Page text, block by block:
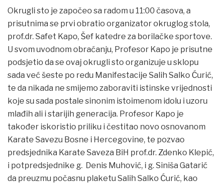
Okrugli sto je započeo sa radom u 11:00 časova, a
prisutnima se prvi obratio organizator okruglog stola,
prof.dr. Safet Kapo, Šef katedre za borilačke sportove.
U svom uvodnom obraćanju, Profesor Kapo je prisutne
podsjetio da se ovaj okrugli sto organizuje u sklopu
sada već šeste po redu Manifestacije Salih Salko Ćurić,
te da nikada ne smijemo zaboraviti istinske vrijednosti
koje su sada postale sinonim istoimenom idolu i uzoru
mlađih ali i starijih generacija. Profesor Kapo je
također iskoristio priliku i čestitao novo osnovanom
Karate Savezu Bosne i Hercegovine, te pozvao
predsjednika Karate Saveza BiH prof.dr. Zdenko Klepić,
i potpredsjednike g. Denis Muhović, i g. Siniša Gatarić
da preuzmu počasnu plaketu Salih Salko Ćurić, kao